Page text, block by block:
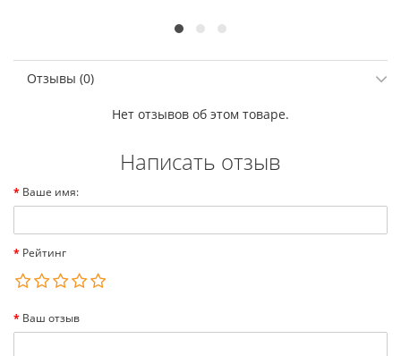
Отзывы (0)
Нет отзывов об этом товаре.
Написать отзыв
Ваше имя:
Рейтинг
Ваш отзыв